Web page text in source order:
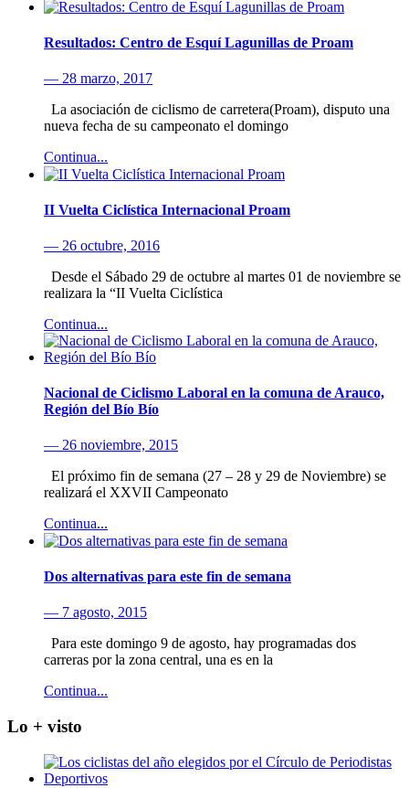
Resultados: Centro de Esquí Lagunillas de Proam
— 28 marzo, 2017
La asociación de ciclismo de carretera(Proam), disputo una
nueva fecha de su campeonato el domingo
Continua...
II Vuelta Ciclística Internacional Proam
— 26 octubre, 2016
Desde el Sábado 29 de octubre al martes 01 de noviembre se
realizara la “II Vuelta Ciclística
Continua...
Nacional de Ciclismo Laboral en la comuna de Arauco,
Región del Bío Bío
— 26 noviembre, 2015
El próximo fin de semana (27 – 28 y 29 de Noviembre) se
realizará el XXVII Campeonato
Continua...
Dos alternativas para este fin de semana
— 7 agosto, 2015
Para este domingo 9 de agosto, hay programadas dos
carreras por la zona central, una es en la
Continua...
Lo + visto